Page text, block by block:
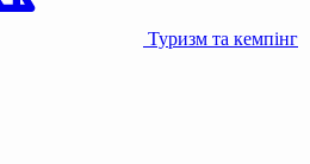
Туризм та кемпінг